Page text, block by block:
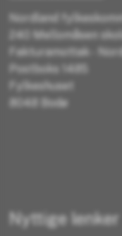
Nordland
240 Mellomåsen
Fakturamottak -
Postboks 1485
Fylkeshuset
8048 Bodø
Nyttige lenker